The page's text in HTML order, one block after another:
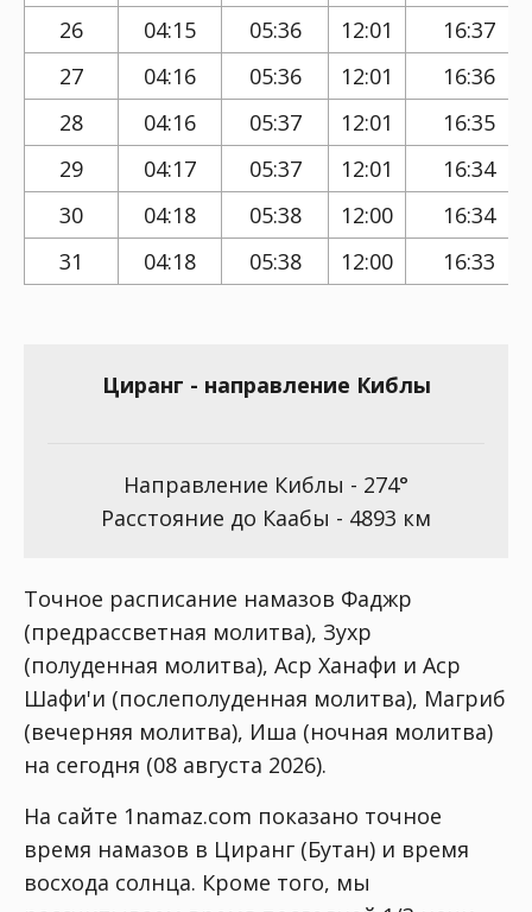
26 04:15 05:36 12:01
16:37
27
04:16 05:36 12:01
16:36
28
04:16 05:37 12:01
16:35
29
04:17 05:37 12:01
16:34
30
04:18 05:38 12:00
16:34
31
04:18 05:38 12:00 16:33
Циранг - направление Киблы
Направление Киблы - 274°
Расстояние до Каабы - 4893 км
Точное расписание намазов Фаджр
(предрассветная молитва), Зухр
(полуденная молитва), Аср Ханафи и Аср
Шафи'и (послеполуденная молитва), Магриб
(вечерняя молитва), Иша (ночная молитва)
на сегодня (08 августа 2026).
На сайте 1namaz.com показано точное
время намазов в Циранг (Бутан) и время
восхода солнца. Кроме того, мы